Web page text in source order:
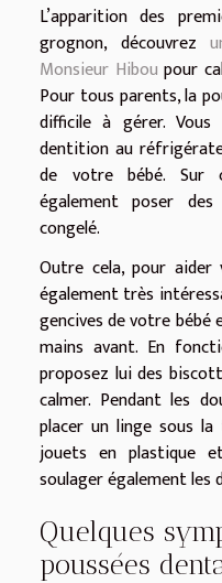
L’apparition des
grognon, découvrez
Monsieur Hibou pour
Pour tous parents, la
difficile à gérer.
dentition au
de votre bébé. Sur
également poser
congelé.
Outre cela, pour
également très
gencives de votre bébé
mains avant. En
proposez lui des
calmer. Pendant les
placer un linge sous
jouets en plastique
soulager également les
Quelques
poussées